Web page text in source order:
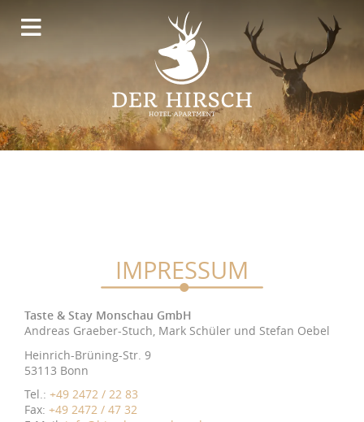
IMPRESSUM
Taste & Stay Monschau GmbH
Andreas Graeber-Stuch, Mark Schüler und Stefan Oebel
Heinrich-Brüning-Str. 9
53113 Bonn
Tel.: +49 2472 / 22 83
Fax: +49 2472 / 47 32